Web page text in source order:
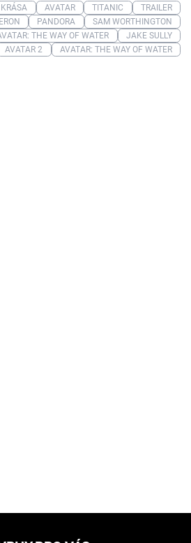
KRÁSA AVATAR TITANIC
TRAILER
PANDORA
SAM WORTHINGTON
THE WAY OF WATER
JAKE SULLY
AVATAR 2
AVATAR: THE WAY OF WATER